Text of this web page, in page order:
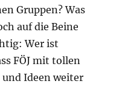
Gruppen? Was
auf die Beine
Wer ist
FÖJ mit tollen
Ideen weiter